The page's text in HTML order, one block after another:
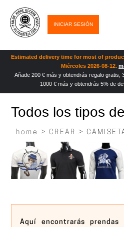
INICIAR SESIÓN
Estimated delivery time for most of
Miércoles 2026-08-12.
Añade 200 € más y obtendrás regalo gratis,
1000 € más y obtendrás 5% de
Todos los tipos
home > CREAR >
Aquí encontrarás prendas